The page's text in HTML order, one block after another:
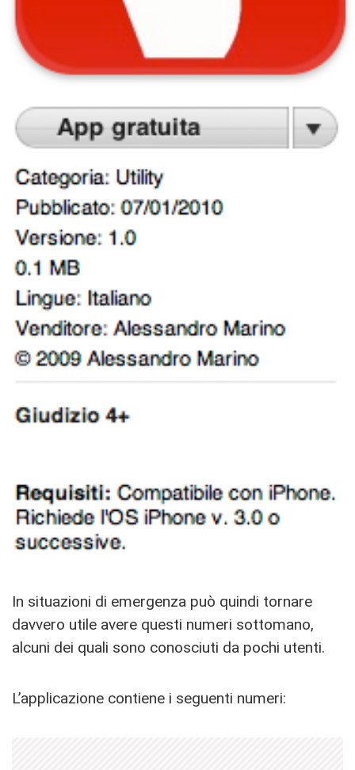
In situazioni di emergenza può quindi tornare
davvero utile avere questi numeri sottomano,
alcuni dei quali sono conosciuti da pochi utenti.
L’applicazione contiene i seguenti numeri: